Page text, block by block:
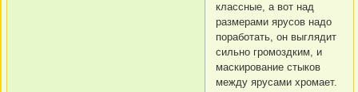
классные, а вот над
размерами ярусов надо
поработать, он выглядит
сильно громоздким, и
маскирование стыков
между ярусами хромает.